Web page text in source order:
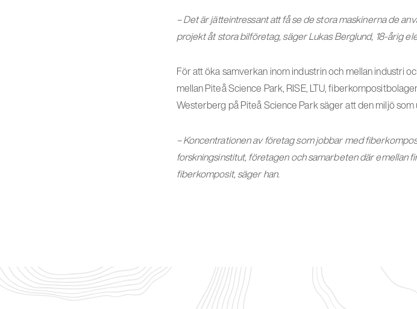
– Det är jätteintressant att få se de stora maskinerna de
projekt åt stora bilföretag, säger Lukas Berglund, 18-årig
För att öka samverkan inom industrin och mellan industri
mellan Piteå Science Park, RISE, LTU,
Westerberg på Piteå Science Park säger att den miljö som
– Koncentrationen av företag som jobbar med
forskningsinstitut, företagen och samarbeten där emellan
fiberkomposit, säger han.